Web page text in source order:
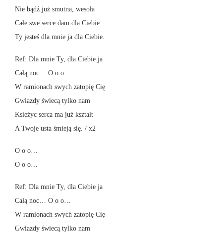
Nie bądź już smutna, wesoła
Całe swe serce dam dla Ciebie
Ty jesteś dla mnie ja dla Ciebie.
Ref: Dla mnie Ty, dla Ciebie ja
Całą noc… O o o…
W ramionach swych zatopię Cię
Gwiazdy świecą tylko nam
Księżyc serca ma już kształt
A Twoje usta śmieją się. / x2
O o o…
O o o…
Ref: Dla mnie Ty, dla Ciebie ja
Całą noc… O o o…
W ramionach swych zatopię Cię
Gwiazdy świecą tylko nam